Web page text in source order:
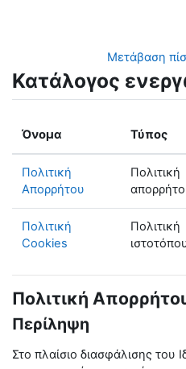
Μετάβαση
Κατάλογος
Όνομα Τύπος
Πολιτική
Απορρήτου
Πολιτική
Πολιτική
Cookies
Πολιτική
Πολιτική
Περίληψη
Στο πλαίσιο διασφάλισης του